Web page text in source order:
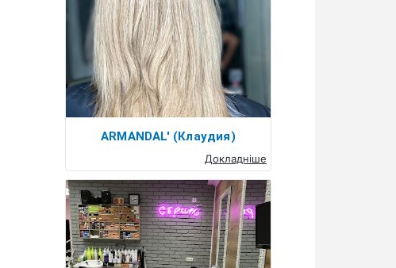
ARMANDAL' (Клаудия)
Докладніше